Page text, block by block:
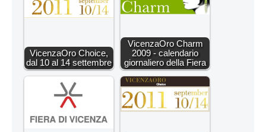
VicenzaOro Choice,
dal 10 al 14 settembre
VicenzaOro Charm
2009 - calendario
giornaliero della Fiera